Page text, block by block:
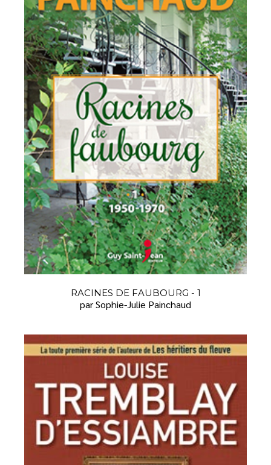
RACINES DE FAUBOURG - 1
par Sophie-Julie Painchaud